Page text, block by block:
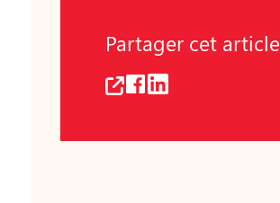
Partager cet article